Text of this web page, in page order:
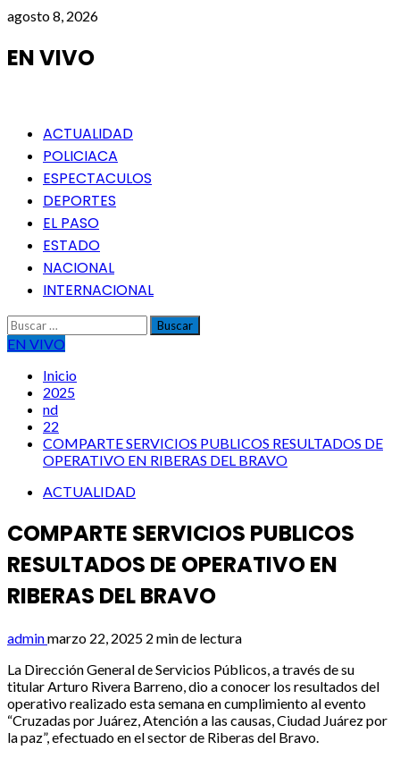
Saltar
contenido
agosto 8, 2026
EN VIVO
Menú
principal
ACTUALIDAD
POLICIACA
ESPECTACULOS
DEPORTES
EL PASO
ESTADO
NACIONAL
INTERNACIONAL
Buscar:
EN VIVO
Inicio
2025
nd
22
COMPARTE SERVICIOS PUBLICOS RESULTADOS DE
OPERATIVO EN RIBERAS DEL BRAVO
ACTUALIDAD
COMPARTE SERVICIOS PUBLICOS
RESULTADOS DE OPERATIVO EN
RIBERAS DEL BRAVO
adminmarzo 22, 2025 2 min de lectura
La Dirección General de Servicios Públicos, a través de su
titular Arturo Rivera Barreno, dio a conocer los resultados del
operativo realizado esta semana en cumplimiento al evento
“Cruzadas por Juárez, Atención a las causas, Ciudad Juárez por
la paz”, efectuado en el sector de Riberas del Bravo.